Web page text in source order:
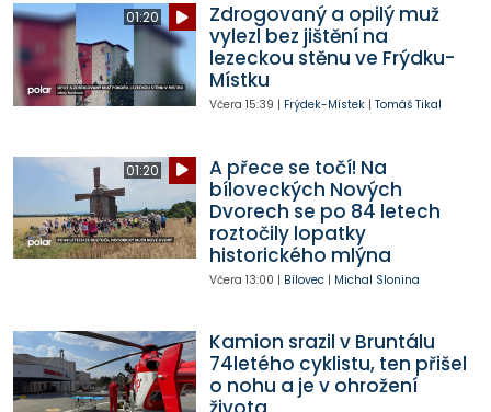
01:20
Zdrogovaný a opilý muž
vylezl bez jištění na
lezeckou stěnu ve Frýdku-
Místku
Včera 15:39 | Frýdek-Místek| Tomáš Tikal
01:20
A přece se točí! Na
bíloveckých Nových
Dvorech se po 84 letech
roztočily lopatky
historického mlýna
Včera 13:00 | Bílovec| Michal Slonina
Kamion srazil v Bruntálu
74letého cyklistu, ten přišel
o nohu a je v ohrožení